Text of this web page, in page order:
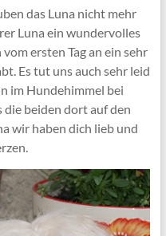
das Luna nicht mehr
Luna ein wundervolles
ersten Tag an ein sehr
Es tut uns auch sehr leid
im Hundehimmel bei
die beiden dort auf den
wir haben dich lieb und